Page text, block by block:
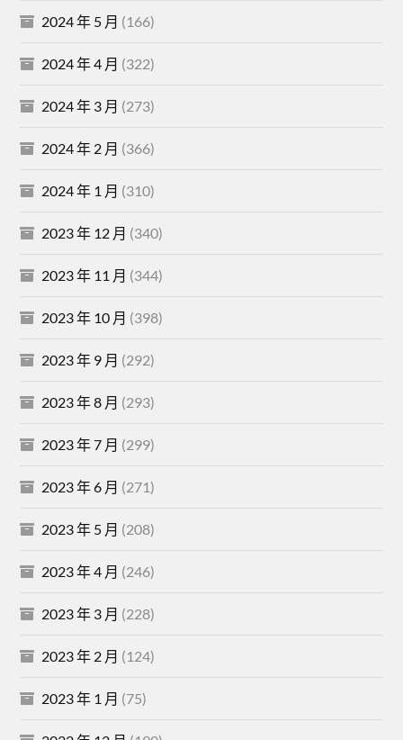
2024 年 5 月 (166)
2024 年 4 月 (322)
2024 年 3 月 (273)
2024 年 2 月 (366)
2024 年 1 月 (310)
2023 年 12 月 (340)
2023 年 11 月 (344)
2023 年 10 月 (398)
2023 年 9 月 (292)
2023 年 8 月 (293)
2023 年 7 月 (299)
2023 年 6 月 (271)
2023 年 5 月 (208)
2023 年 4 月 (246)
2023 年 3 月 (228)
2023 年 2 月 (124)
2023 年 1 月 (75)